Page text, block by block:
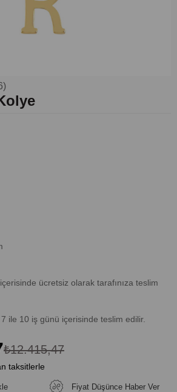
ücretsiz olarak tarafınıza teslim
ile 10 iş günü içerisinde teslim edilir.
₺12.415,47
taksitlerle
Fiyat Düşünce Haber Ver